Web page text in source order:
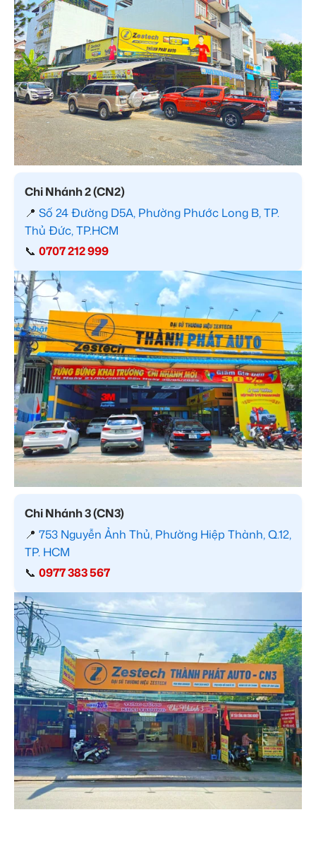
Chi Nhánh 2 (CN2)
📍 Số 24 Đường D5A, Phường Phước Long B, TP.
Thủ Đức, TP.HCM
📞 0707 212 999
Chi Nhánh 3 (CN3)
📍 753 Nguyễn Ảnh Thủ, Phường Hiệp Thành, Q.12,
TP. HCM
📞 0977 383 567